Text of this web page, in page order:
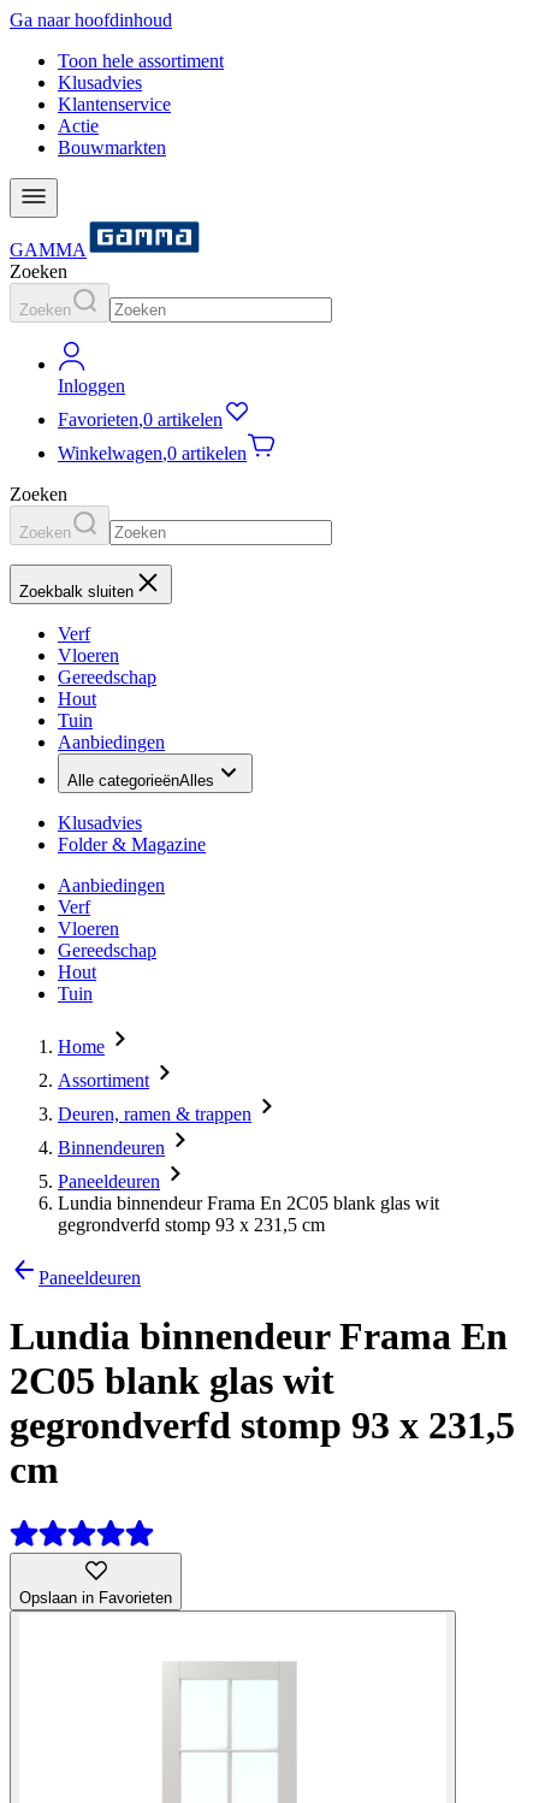
Ga naar hoofdinhoud
Toon hele assortiment
Klusadvies
Klantenservice
Actie
Bouwmarkten
GAMMA
Zoeken
Zoeken
Inloggen
Favorieten,0 artikelen
Winkelwagen,0 artikelen
Zoeken
Zoeken
Zoekbalk sluiten
Verf
Vloeren
Gereedschap
Hout
Tuin
Aanbiedingen
Alle categorieënAlles
Klusadvies
Folder & Magazine
Aanbiedingen
Verf
Vloeren
Gereedschap
Hout
Tuin
Home
Assortiment
Deuren, ramen & trappen
Binnendeuren
Paneeldeuren
Lundia binnendeur Frama En 2C05 blank glas wit
gegrondverfd stomp 93 x 231,5 cm
Paneeldeuren
Lundia binnendeur Frama En
2C05 blank glas wit
gegrondverfd stomp 93 x 231,5
cm
Opslaan in Favorieten